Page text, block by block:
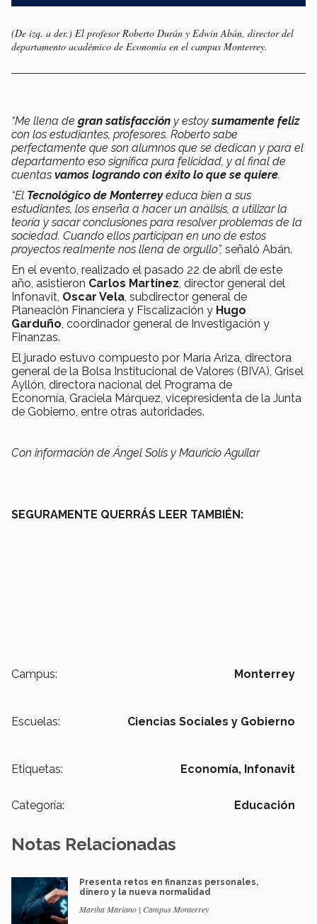
(De izq. a der.) El profesor Roberto Durán y Edwin Abán, director del
departamento académico de Economía en el campus Monterrey.
“Me llena de gran satisfacción y estoysumamente feliz
con los estudiantes, profesores. Roberto sabe
perfectamente que son alumnos que se dedican y para el
departamento eso significa pura felicidad, y al final de
cuentas vamos logrando con éxito lo que se quiere.
“El Tecnológico de Monterreyeduca bien a sus
estudiantes, los enseña a hacer un análisis, a utilizar la
teoría y sacar conclusiones para resolver problemas de la
sociedad. Cuando ellos participan en uno de estos
proyectos realmente nos llena de orgullo”, señaló Abán.
En el evento, realizado el pasado 22 de abril de este
año, asistieron Carlos Martínez, director general del
Infonavit, Oscar Vela, subdirector general de
Planeación Financiera y Fiscalización y Hugo
Garduño, coordinador general de Investigación y
Finanzas.
El jurado estuvo compuesto por María Ariza, directora
general de la Bolsa Institucional de Valores (BIVA), Grisel
Ayllón, directora nacional del Programa de
Economía, Graciela Márquez, vicepresidenta de la Junta
de Gobierno, entre otras autoridades.
Con información de Ángel Solís y Mauricio Aguilar
SEGURAMENTE QUERRÁS LEER TAMBIÉN:
Campus: Monterrey
Escuelas: Ciencias Sociales y Gobierno
Etiquetas: Economía, Infonavit
Categoría: Educación
Notas Relacionadas
Presenta retos en finanzas personales,
dinero y la nueva normalidad
Martha Mariano | Campus Monterrey